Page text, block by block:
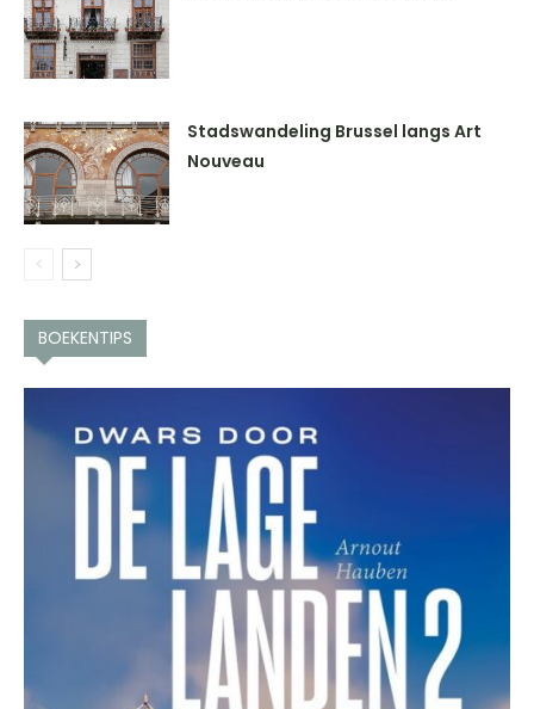
Stadswandeling Brussel langs Art
Nouveau
BOEKENTIPS